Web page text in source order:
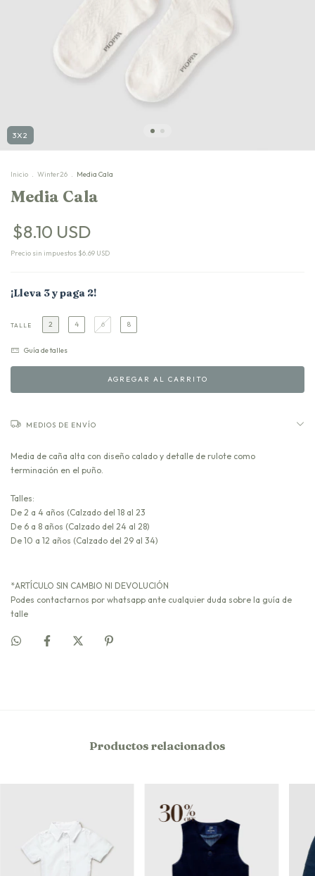
3X2
Inicio Winter26 Media Cala
Media Cala
$8.10 USD
Precio sin impuestos $6.69 USD
¡Lleva 3 y paga 2!
TALLE 2 4 6 8
Guía de talles
MEDIOS DE ENVÍO
Media de caña alta con diseño calado y detalle de rulote como
terminación en el puño.
Talles:
De 2 a 4 años (Calzado del 18 al 23
De 6 a 8 años (Calzado del 24 al 28)
De 10 a 12 años (Calzado del 29 al 34)
*ARTÍCULO SIN CAMBIO NI DEVOLUCIÓN
Podes contactarnos por whatsapp ante cualquier duda sobre la guía de
talle
Productos relacionados